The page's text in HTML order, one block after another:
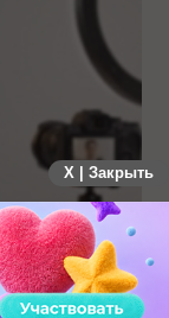
вошел в фазу
X | Закрыть